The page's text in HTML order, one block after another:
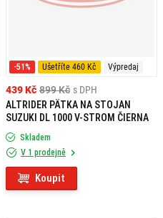
-51% Ušetříte 460 Kč Výpredaj
899 Kč
439 Kč
s DPH
ALTRIDER PÄTKA NA STOJAN
SUZUKI DL 1000 V-STROM ČIERNA
Skladem
V 1 prodejně
Koupit